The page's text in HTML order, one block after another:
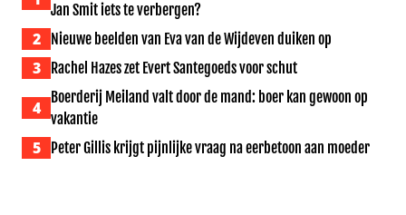
Jan Smit iets te verbergen?
2 Nieuwe beelden van Eva van de Wijdeven duiken op
3 Rachel Hazes zet Evert Santegoeds voor schut
4
Boerderij Meiland valt door de mand: boer kan gewoon op
vakantie
5 Peter Gillis krijgt pijnlijke vraag na eerbetoon aan moeder